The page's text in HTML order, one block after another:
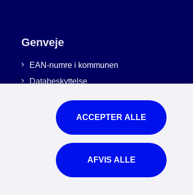
Genveje
EAN-numre i kommunen
Databeskyttelse
Tilgængelighedserklæring
Brug af kunstig intelligens
For ansatte
ACCEPTER ALLE
AFVIS ALLE